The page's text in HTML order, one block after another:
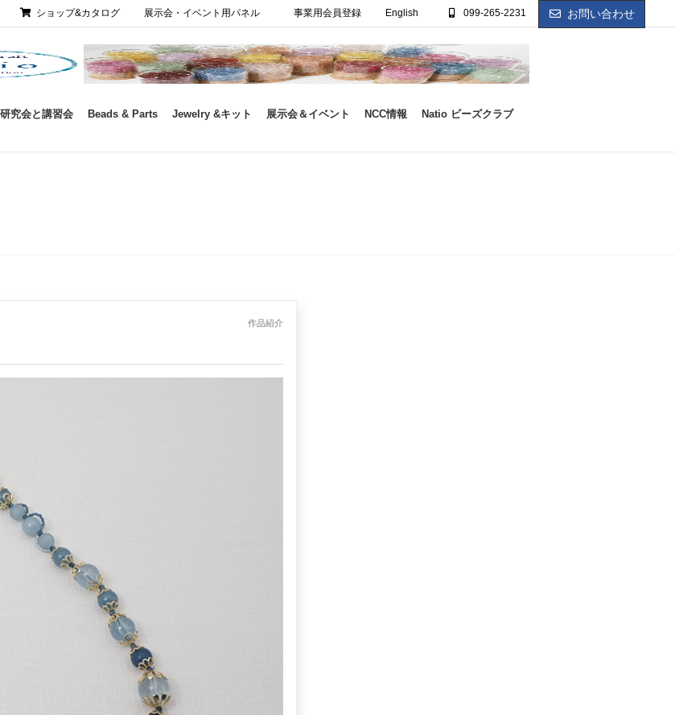
ショップ&カタログ 展示会・イベント用パネル 事業用会員登録 English 099-265-2231 お問い合わせ
研究会と講習会 Beads & Parts Jewelry &キット 展示会＆イベント NCC情報 Natio ビーズクラブ
作品紹介